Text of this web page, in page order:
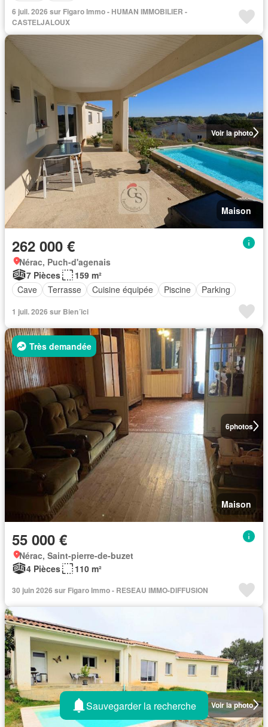
6 juil. 2026 sur Figaro Immo - HUMAN IMMOBILIER -
CASTELJALOUX
Voir la photo
Maison
262 000 €
Nérac, Puch-d'agenais
7 Pièces
159 m²
Cave
Terrasse Cuisine équipée Piscine Parking
1 juil. 2026 sur Bien´ici
6photos
Très demandée
Maison
55 000 €
Nérac, Saint-pierre-de-buzet
4 Pièces
110 m²
30 juin 2026 sur Figaro Immo - RESEAU IMMO-DIFFUSION
Voir la photo
Sauvegarder la recherche